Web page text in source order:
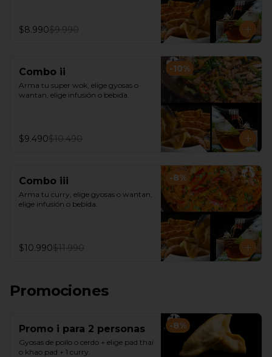
$8.990$9.990
-10%
Combo ii
Arma tu super wok, elige gyosas o
wantan, elige infusión o bebida.
$9.490$10.490
-8%
Combo iii
Arma tu curry, elige gyosas o wantan,
elige infusión o bebida.
$10.990$11.990
Promociones
-8%
Promo i para 2 personas
Gyosas de pollo o cerdo + elige pad thai
o khao pad + 1 curry.